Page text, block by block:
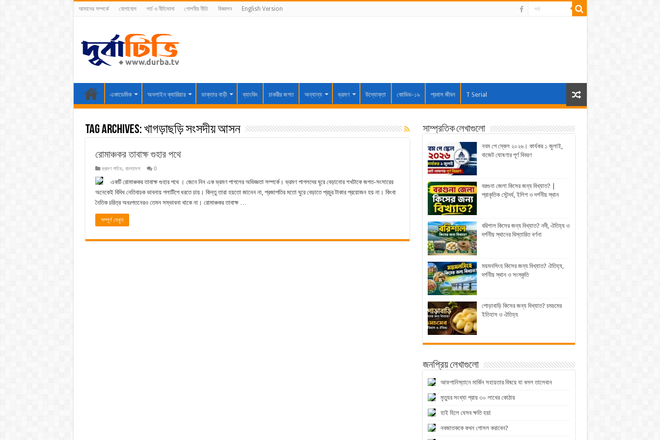
আমাদের সম্পর্কে যোগাযোগ শর্ত ও নীতিমালা গোপনীয় নীতি বিজ্ঞাপন English Version
একাডেমিক অনলাইন ক্যারিয়ার ডাক্তার বাড়ী ব্যাংকিং চাকরীর জগত অন্যান্য ভ্রমণ উদ্যোক্তা কোভিড-১৯ প্রবাস জীবন T Serial
Tag Archives:খাগড়াছড়ি সংসদীয় আসন
রোমাঞ্চকর তাবাক্ষ গুহার পথে
ভ্রমণ গাইড, বাংলাদেশ 0
একটি রোমাঞ্চকর তাবাক্ষ গুহার পথে । জেনে নিন এক ভ্রমণ পাগলের অভিজ্ঞতা সম্পর্কে। ভ্রমণ পাগলদের ঘুরে বেড়ানোর শখটাকে জগত-সংসারের
অনেকেই বিবিধ নেতিবাচক ভাবনায় গলাটিপে ধরতে চায়। কিন্তু তারা হয়তো জানেন না, প্রজাপতির মতো ঘুরে বেড়াতে প্রচুর টাকার প্রয়োজন হয় না। কিংবা
নৈতিক চরিত্র অধঃপতনেরও তেমন সম্ভাবনা থাকে না। রোমাঞ্চকর তাবাক্ষ …
সম্পূর্ণ দেখুন
সাম্প্রতিক লেখাগুলো
নবম পে স্কেল ২০২৬। কার্যকর ১ জুলাই,
বাজেট ঘোষণার পূর্ণ বিবরণ
বরগুনা জেলা কিসের জন্য বিখ্যাত? |
প্রাকৃতিক সৌন্দর্য, ইলিশ ও দর্শনীয় স্থান
বরিশাল কিসের জন্য বিখ্যাত? নদী, ঐতিহ্য ও
দর্শনীয় স্থানের বিস্তারিত বর্ণনা
ময়মনসিংহ কিসের জন্য বিখ্যাত? ঐতিহ্য,
দর্শনীয় স্থান ও সংস্কৃতি
পোড়াবাড়ি কিসের জন্য বিখ্যাত? চমচমের
ইতিহাস ও ঐতিহ্য
জনপ্রিয় লেখাগুলো
আফগানিস্তানে মার্কিন সহায়তার বিষয়ে যা বলল তালেবান
মৃত্যুর সংখ্যা প্রায় ৩০ লাখের কোঠায়
হাই হিলে যেসব ক্ষতি হয়!
নবজাতককে কখন গোসল করাবেন?